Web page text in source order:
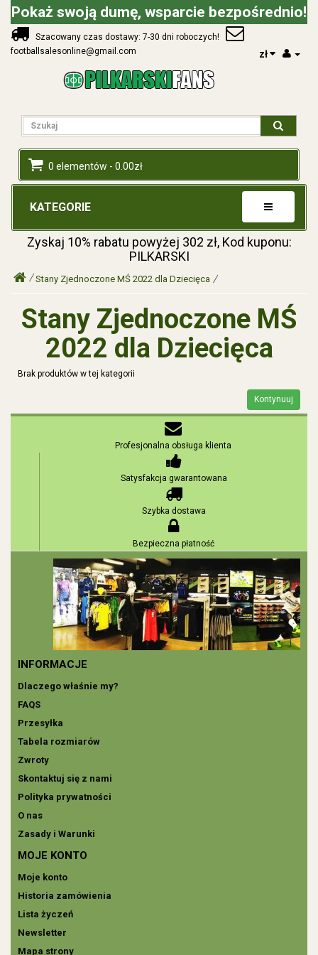
Pokaż swoją dumę, wsparcie bezpośrednio!
Szacowany czas dostawy: 7-30 dni roboczych!
footballsalesonline@gmail.com
zł
0 elementów - 0.00zł
KATEGORIE
Zyskaj 10% rabatu powyżej 302 zł, Kod kuponu:
PILKARSKI
Stany Zjednoczone MŚ 2022 dla Dziecięca
Stany Zjednoczone MŚ
2022 dla Dziecięca
Brak produktów w tej kategorii
Kontynuuj
Profesjonalna obsługa klienta
Satysfakcja gwarantowana
Szybka dostawa
Bezpieczna płatność
INFORMACJE
Dlaczego właśnie my?
FAQS
Przesyłka
Tabela rozmiarów
Zwroty
Skontaktuj się z nami
Polityka prywatności
O nas
Zasady i Warunki
MOJE KONTO
Moje konto
Historia zamówienia
Lista życzeń
Newsletter
Mapa strony